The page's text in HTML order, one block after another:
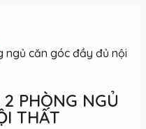
ngủ căn góc đầy đủ nội
PHÒNG NGỦ
THẤT